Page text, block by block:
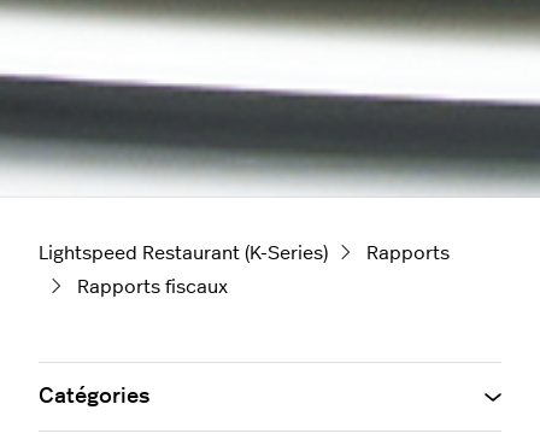
Lightspeed Restaurant (K-Series)
Rapports
Rapports fiscaux
Catégories